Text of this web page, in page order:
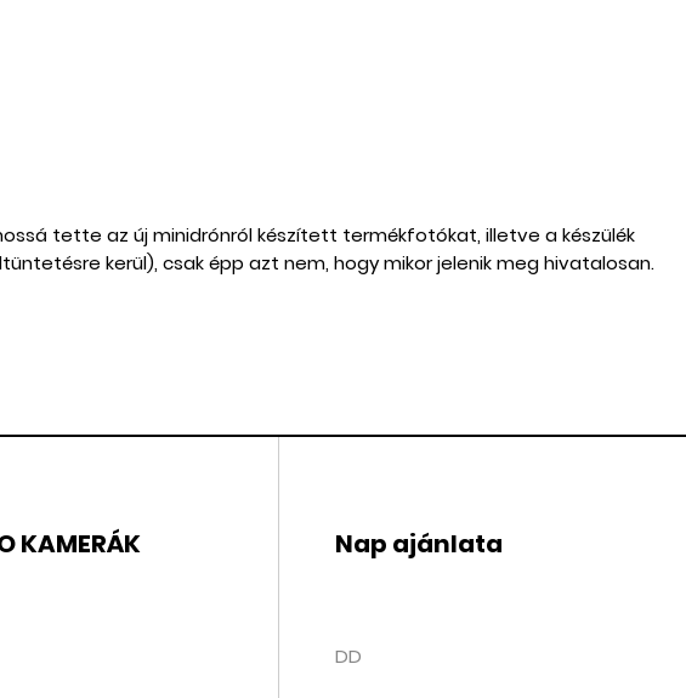
tette az új minidrónról készített termékfotókat, illetve a készülék
kerül), csak épp azt nem, hogy mikor jelenik meg hivatalosan.
KAMERÁK Nap ajánlata
DD